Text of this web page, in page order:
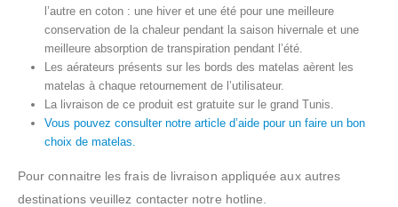
l’autre en coton : une hiver et une été pour une meilleure
conservation de la chaleur pendant la saison hivernale et une
meilleure absorption de transpiration pendant l’été.
Les aérateurs présents sur les bords des matelas aèrent les
matelas à chaque retournement de l’utilisateur.
La livraison de ce produit est gratuite sur le grand Tunis.
Vous pouvez consulter notre article d’aide pour un faire un bon
choix de matelas.
Pour connaitre les frais de livraison appliquée aux autres
destinations veuillez contacter notre hotline.